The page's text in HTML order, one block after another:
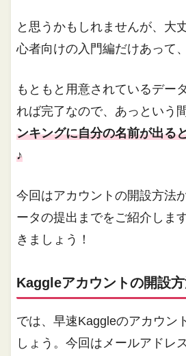
と思うかもしれませんが、大
心者向けの入門編だけあって
もともと用意されているデー
れば完了なので、あっという
ンキングに自分の名前が出る
♪
今回はアカウントの開設方法
ータの提出までをご紹介しま
きましょう！
Kaggleアカウントの開設
では、早速Kaggleのアカウン
しょう。今回はメールアドレ